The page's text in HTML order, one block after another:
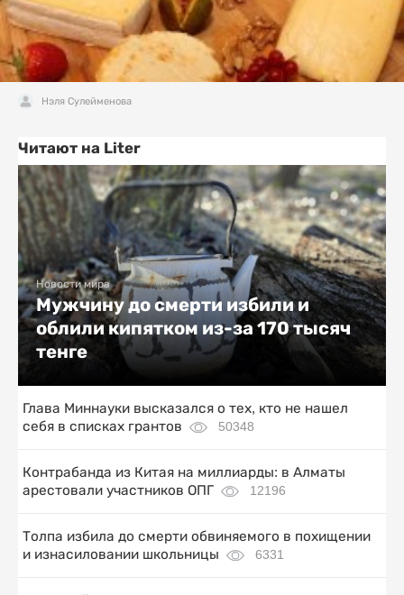
Нэля Сулейменова
Читают на Liter
Новости мира
Мужчину до смерти избили и
облили кипятком из-за 170 тысяч
тенге
Глава Миннауки высказался о тех, кто не нашел
себя в списках грантов
50348
Контрабанда из Китая на миллиарды: в Алматы
арестовали участников ОПГ
12196
Толпа избила до смерти обвиняемого в похищении
и изнасиловании школьницы
6331